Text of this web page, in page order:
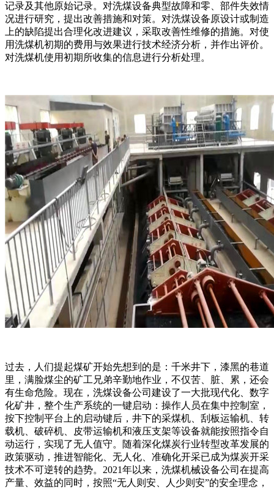
记录及其他原始记录。对洗煤设备典型故障和零、部件失效情
况进行研究，提出改善措施和对策。对洗煤设备原设计或制造
上的缺陷提出合理化改进建议，采取改善性维修的措施。对使
用洗煤机初期的费用与效果进行技术经济分析，并作出评价。
对洗煤机使用初期所收集的信息进行分析处理。
过去，人们提起煤矿开始先想到的是：千米井下，漆黑的巷道
里，满脸煤尘的矿工兄弟辛勤地作业，不仅苦、脏、累，还会
有生命危险。现在，洗煤设备公司建设了一大批现代化、数字
化矿井，整个生产系统的一键启动：操作人员在集中控制室，
按下控制平台上的启动键后，井下的采煤机、刮板运输机、转
载机、破碎机、皮带运输机和液压支架等设备就能按照指令自
动运行，实现了无人值守。随着深化煤炭行业转型改革发展的
政策驱动，推进智能化、无人化、准确化开采已成为煤炭开采
技术不可逆转的趋势。2021年以来，洗煤机械设备公司在提高
产量、效益的同时，按照“无人则安、人少则安”的安全理念，